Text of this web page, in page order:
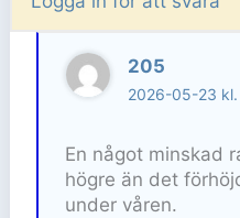
205
2026-05-23
En något minskad
högre än det
under våren.